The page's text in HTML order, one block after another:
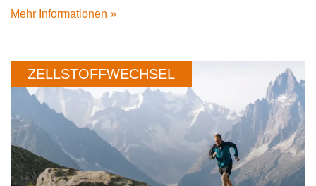
Mehr Informationen »
ZELLSTOFFWECHSEL